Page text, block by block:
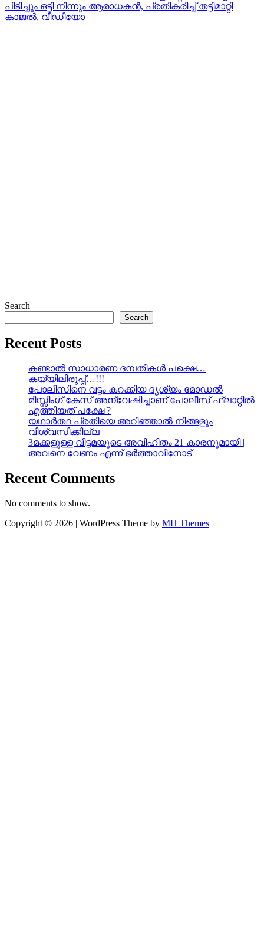
പിടിച്ചും ഒട്ടി നിന്നും ആരാധകൻ, പ്രതികരിച്ച് തട്ടിമാറ്റി
കാജൽ, വീഡിയോ
Search
Search
Recent Posts
കണ്ടാൽ സാധാരണ ദമ്പതികൾ പക്ഷെ…
കയ്യിലിരുപ്പ്…!!!
പോലീസിനെ വട്ടം കറക്കിയ ദൃശ്യം മോഡല്‍
മിസ്സിംഗ് കേസ് അന്വേഷിച്ചാണ് പോലീസ് ഫ്ലാറ്റിൽ
എത്തിയത് പക്ഷേ ?
യഥാർത്ഥ പ്രതിയെ അറിഞ്ഞാൽ നിങ്ങളും
വിശ്വസിക്കില്ല
3മക്കളുള്ള വീട്ടമയുടെ അവിഹിതം 21 കാരനുമായി |
അവനെ വേണം എന്ന് ഭർത്താവിനോട്
Recent Comments
No comments to show.
Copyright © 2026 | WordPress Theme by MH Themes